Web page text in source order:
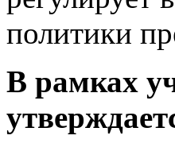
политики
В рамках